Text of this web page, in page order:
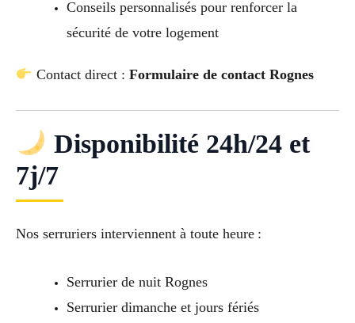
Conseils personnalisés pour renforcer la
sécurité de votre logement
Contact direct : Formulaire de contact Rognes
Disponibilité 24h/24 et
7j/7
Nos serruriers interviennent à toute heure :
Serrurier de nuit Rognes
Serrurier dimanche et jours fériés